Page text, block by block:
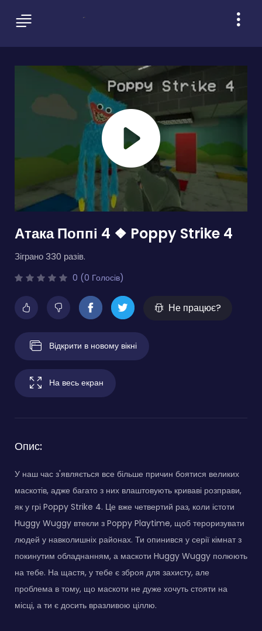
Атака Поппі 4 ❖ Poppy Strike 4
Зіграно 330 разів.
0 (0 Голосів)
Не працює?
Відкрити в новому вікні
На весь екран
Опис:
У наш час з'являється все більше причин боятися великих
маскотів, адже багато з них влаштовують криваві розправи,
як у грі Poppy Strike 4. Це вже четвертий раз, коли істоти
Huggy Wuggy втекли з Poppy Playtime, щоб тероризувати
людей у навколишніх районах. Ти опинився у серії кімнат з
покинутим обладнанням, а маскоти Huggy Wuggy полюють
на тебе. На щастя, у тебе є зброя для захисту, але
проблема в тому, що маскоти не дуже хочуть стояти на
місці, а ти є досить вразливою ціллю.